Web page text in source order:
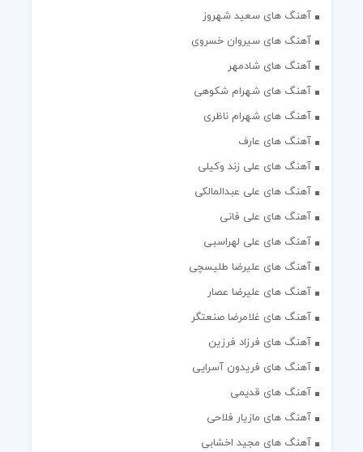
آهنگ های سعید شهروز
آهنگ های سیروان خسروی
آهنگ های شادمهر
آهنگ های شهرام شکوهی
آهنگ های شهرام ناظری
آهنگ های عارف
آهنگ های علی زند وکیلی
آهنگ های علی عبدالمالکی
آهنگ های علی فانی
آهنگ های علی لهراسبی
آهنگ های علیرضا طلیسچی
آهنگ های علیرضا عصار
آهنگ های غلامرضا صنعتگر
آهنگ های فرزاد فرزین
آهنگ های فریدون آسرایی
آهنگ های قدیمی
آهنگ های مازیار فلاحی
آهنگ های مجید اخشابی